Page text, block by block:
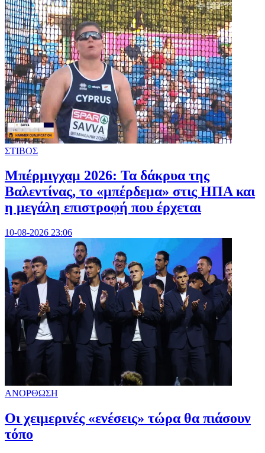
ΣΤΙΒΟΣ
Μπέρμιγχαμ 2026: Τα δάκρυα της
Βαλεντίνας, το «μπέρδεμα» στις ΗΠΑ και
η μεγάλη επιστροφή που έρχεται
10-08-2026 23:06
ΑΝΟΡΘΩΣΗ
Οι χειμερινές «ενέσεις» τώρα θα πιάσουν
τόπο